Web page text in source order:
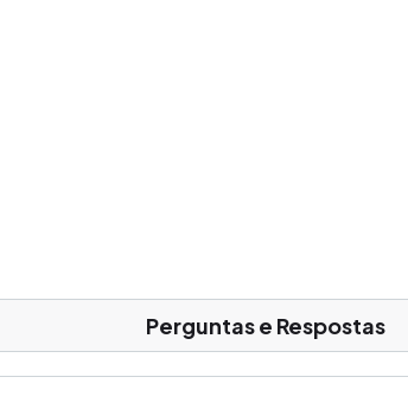
Perguntas e Respostas